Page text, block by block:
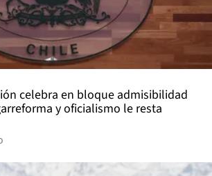
celebra en bloque admisibilidad
y oficialismo le resta